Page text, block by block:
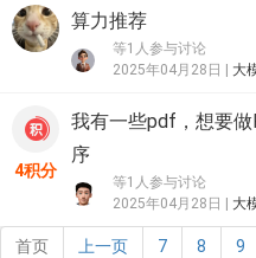
算力推荐
等1人参与讨论
2025年04月28日 | 大
4积分
我有一些pdf，想要做
序
等1人参与讨论
2025年04月28日 | 大
首页 上一页 7 8 9